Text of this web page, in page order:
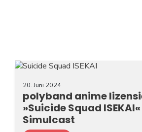
20. Juni 2024
polyband anime
»Suicide Squad
Simulcast